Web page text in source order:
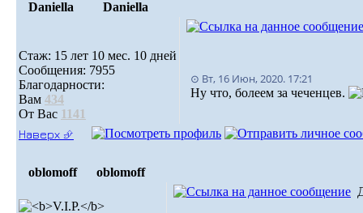
Daniella Daniella
Стаж: 15 лет 10 мес. 10 дней
Сообщения: 7955
Благодарности:
Вам 434
От Вас 1141
⊙ Вт, 16 Июн, 2020. 17:21
Ну что, болеем за чеченцев.
Наверх ⮵
oblomoff oblomoff